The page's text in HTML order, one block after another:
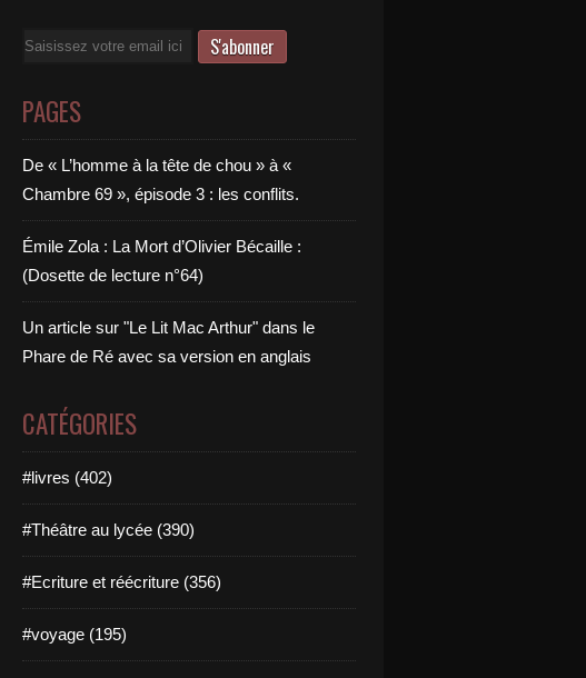
Email
PAGES
De « L’homme à la tête de chou » à «
Chambre 69 », épisode 3 : les conflits.
Émile Zola : La Mort d’Olivier Bécaille :
(Dosette de lecture n°64)
Un article sur "Le Lit Mac Arthur" dans le
Phare de Ré avec sa version en anglais
CATÉGORIES
#livres (402)
#Théâtre au lycée (390)
#Ecriture et réécriture (356)
#voyage (195)